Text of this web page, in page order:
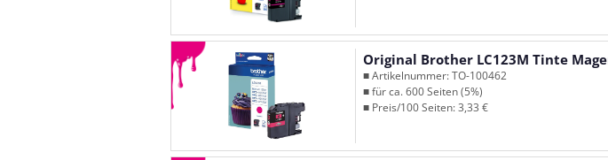
Original Brother LC123M Tinte
■ Artikelnummer: TO-100462
■ für ca. 600 Seiten (5%)
■ Preis/100 Seiten: 3,33 €